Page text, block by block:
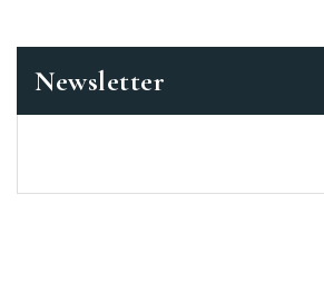
Newsletter